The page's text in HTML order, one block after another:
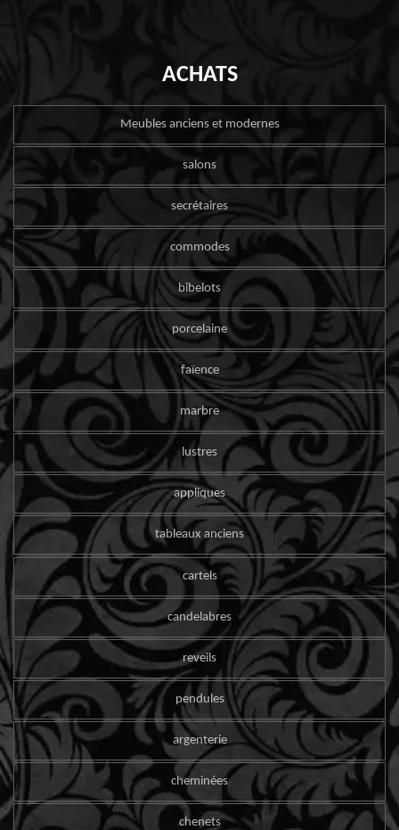
ACHATS
Meubles anciens et modernes
salons
secrétaires
commodes
bibelots
porcelaine
faïence
marbre
lustres
appliques
tableaux anciens
cartels
candelabres
reveils
pendules
argenterie
cheminées
chenets